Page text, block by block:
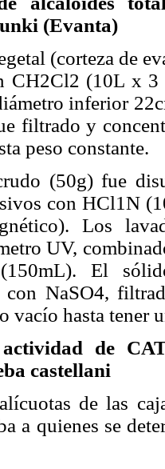
(Evanta)
(corteza de
CH2Cl2 (10L x 3
inferior
filtrado y
peso constante.
(50g) fue
con HCl1N
Los
UV,
El
con NaSO4,
vacío hasta tener
de
castellani
de las
a quienes se